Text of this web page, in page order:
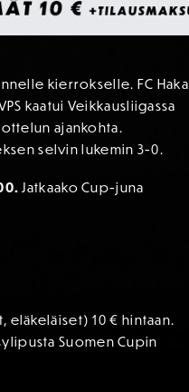
kierrokselle. FC Haka
kaatui Veikkausliigassa
ajankohta.
selvin lukemin 3-0.
Jatkaako Cup-juna
eläkeläiset) 10 € hintaan.
Suomen Cupin